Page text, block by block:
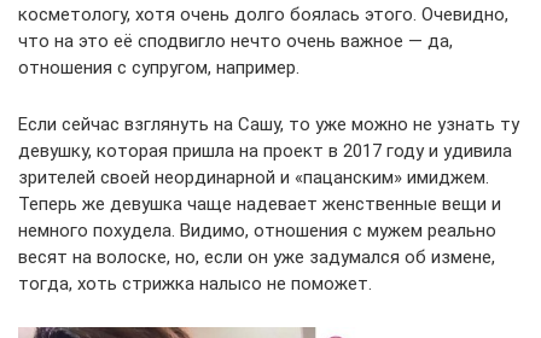
косметологу, хотя очень долго боялась этого. Очевидно,
что на это её сподвигло нечто очень важное — да,
отношения с супругом, например.
Если сейчас взглянуть на Сашу, то уже можно не узнать ту
девушку, которая пришла на проект в 2017 году и удивила
зрителей своей неординарной и «пацанским» имиджем.
Теперь же девушка чаще надевает женственные вещи и
немного похудела. Видимо, отношения с мужем реально
весят на волоске, но, если он уже задумался об измене,
тогда, хоть стрижка налысо не поможет.